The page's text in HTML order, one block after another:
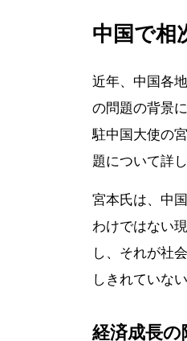
中国で相
近年、中国各
の問題の背景
駐中国大使の
題について詳
宮本氏は、中
わけではない
し、それが社
しきれていな
経済成長